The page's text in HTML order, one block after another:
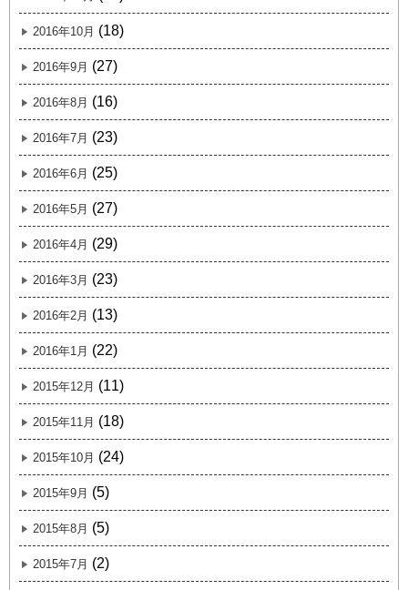
2016年10月 (18)
2016年9月 (27)
2016年8月 (16)
2016年7月 (23)
2016年6月 (25)
2016年5月 (27)
2016年4月 (29)
2016年3月 (23)
2016年2月 (13)
2016年1月 (22)
2015年12月 (11)
2015年11月 (18)
2015年10月 (24)
2015年9月 (5)
2015年8月 (5)
2015年7月 (2)